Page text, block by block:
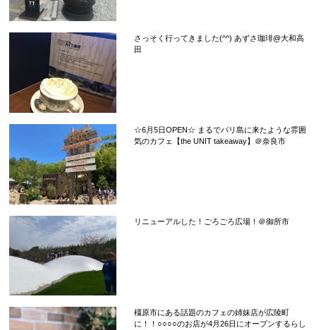
さっそく行ってきました(^^) あずさ珈琲@大和高
田
☆6月5日OPEN☆ まるでバリ島に来たような雰囲
気のカフェ【the UNIT takeaway】＠奈良市
リニューアルした！ごろごろ広場！＠御所市
橿原市にある話題のカフェの姉妹店が広陵町
に！！○○○○のお店が4月26日にオープンするらし